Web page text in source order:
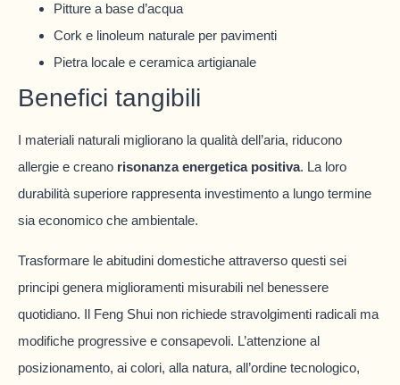
Pitture a base d’acqua
Cork e linoleum naturale per pavimenti
Pietra locale e ceramica artigianale
Benefici tangibili
I materiali naturali migliorano la qualità dell’aria, riducono
allergie e creano risonanza energetica positiva. La loro
durabilità superiore rappresenta investimento a lungo termine
sia economico che ambientale.
Trasformare le abitudini domestiche attraverso questi sei
principi genera miglioramenti misurabili nel benessere
quotidiano. Il Feng Shui non richiede stravolgimenti radicali ma
modifiche progressive e consapevoli. L’attenzione al
posizionamento, ai colori, alla natura, all’ordine tecnologico,